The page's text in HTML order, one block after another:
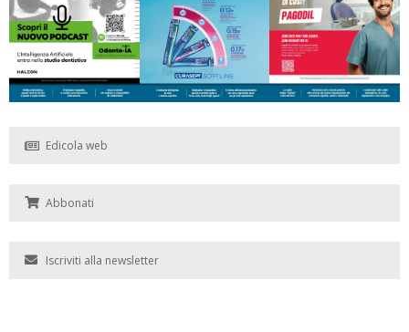
Edicola web
Abbonati
Iscriviti alla newsletter